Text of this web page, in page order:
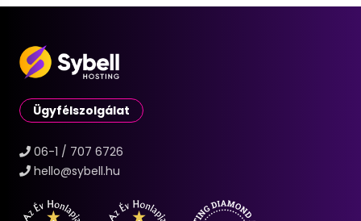
Ügyfélszolgálat
06-1 / 707 6726
hello@sybell.hu